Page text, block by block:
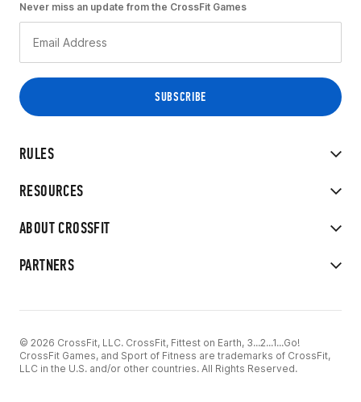
RULES
RESOURCES
ABOUT CROSSFIT
PARTNERS
Never miss an update from the CrossFit Games
© 2026 CrossFit, LLC. CrossFit, Fittest on Earth, 3...2...1...Go!
CrossFit Games, and Sport of Fitness are trademarks of CrossFit,
LLC in the U.S. and/or other countries. All Rights Reserved.